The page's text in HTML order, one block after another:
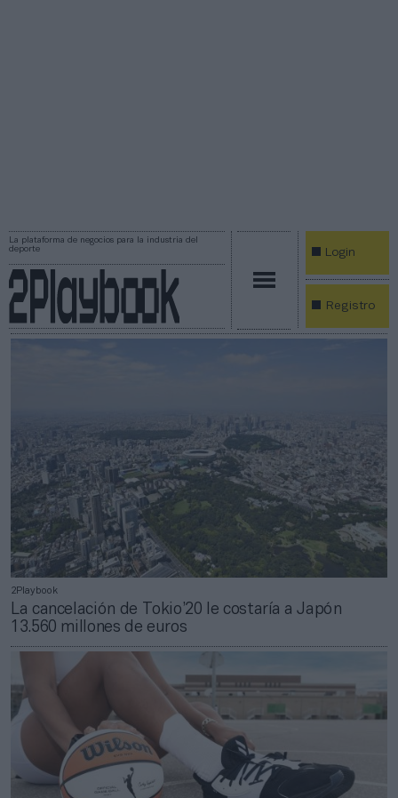
La plataforma de negocios para la industria del
deporte
Login
Registro
2Playbook
La cancelación de Tokio’20 le costaría a Japón
13.560 millones de euros